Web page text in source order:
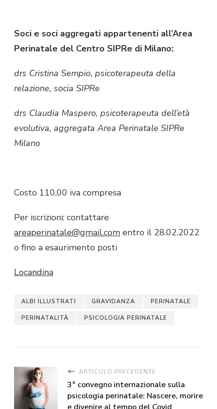
Soci e soci aggregati appartenenti all’Area
Perinatale del Centro SIPRe di Milano:
drs Cristina Sempio, psicoterapeuta della
relazione, socia SIPRe
drs Claudia Maspero, psicoterapeuta dell’età
evolutiva, aggregata Area Perinatale SIPRe
Milano
Costo 110,00 iva compresa
Per iscrizioni: contattare
areaperinatale@gmail.com entro il 28.02.2022
o fino a esaurimento posti
Locandina
ALBI ILLUSTRATI GRAVIDANZA PERINATALE
PERINATALITÀ PSICOLOGIA PERINATALE
ARTICOLO PRECEDENTE
3° convegno internazionale sulla
psicologia perinatale: Nascere, morire